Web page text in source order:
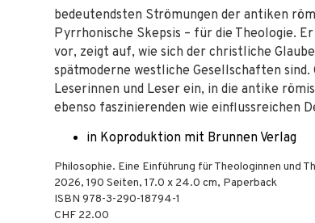
bedeutendsten Strömungen der antiken
Pyrrhonische Skepsis – für die Theologie.
vor, zeigt auf, wie sich der christliche
spätmoderne westliche Gesellschaften
Leserinnen und Leser ein, in die antike
ebenso faszinierenden wie einflussreichen
in Koproduktion mit Brunnen Verlag
Philosophie. Eine Einführung für Theologinnen und
2026, 190 Seiten, 17.0 x 24.0 cm, Paperback
ISBN 978-3-290-18794-1
CHF 22.00